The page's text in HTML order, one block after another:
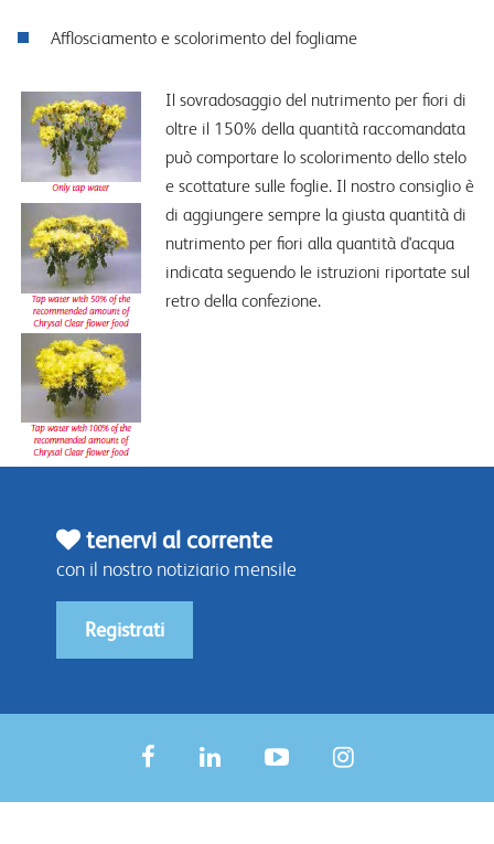
Afflosciamento e scolorimento del fogliame
Il sovradosaggio del nutrimento per fiori di
oltre il 150% della quantità raccomandata
può comportare lo scolorimento dello stelo
e scottature sulle foglie. Il nostro consiglio è
di aggiungere sempre la giusta quantità di
nutrimento per fiori alla quantità d'acqua
indicata seguendo le istruzioni riportate sul
retro della confezione.
tenervi al corrente
con il nostro notiziario mensile
Registrati